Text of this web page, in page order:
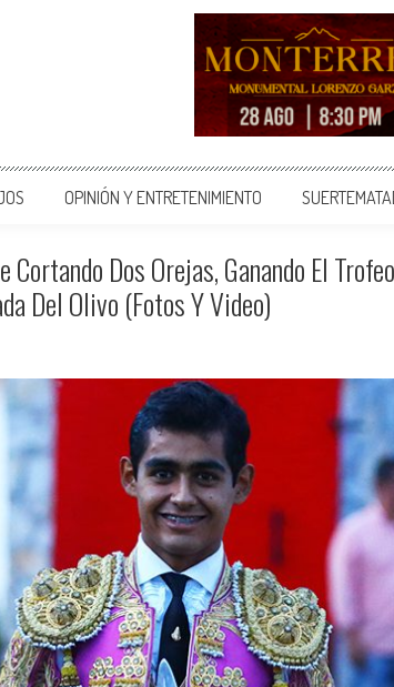
OPINIÓN Y ENTRETENIMIENTO
Cortando Dos Orejas, Ganando El
Del Olivo (Fotos Y Video)